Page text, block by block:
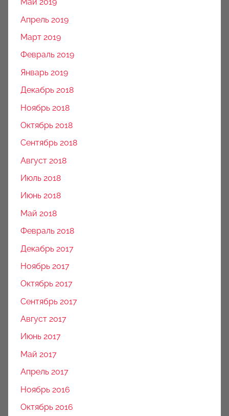
Апрель 2019
Март 2019
Февраль 2019
Январь 2019
Декабрь 2018
Ноябрь 2018
Октябрь 2018
Сентябрь 2018
Август 2018
Июль 2018
Июнь 2018
Май 2018
Февраль 2018
Декабрь 2017
Ноябрь 2017
Октябрь 2017
Сентябрь 2017
Август 2017
Июнь 2017
Май 2017
Апрель 2017
Ноябрь 2016
Октябрь 2016